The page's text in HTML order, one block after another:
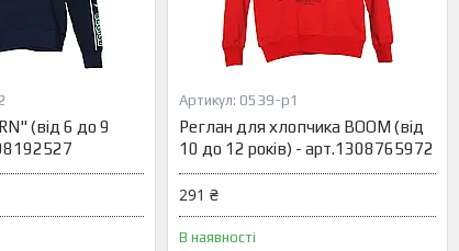
(від 6 до 9
0539-р1
Реглан для хлопчика BOOM (від
10 до 12 років) - арт.1308765972
291 ₴
В наявності